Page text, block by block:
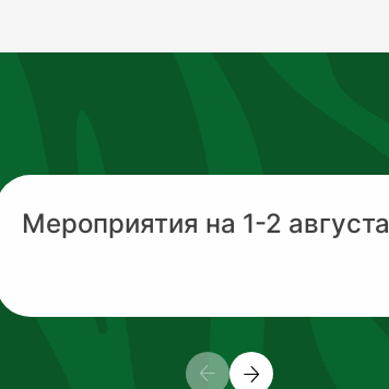
Мероприятия на 1-2 августа